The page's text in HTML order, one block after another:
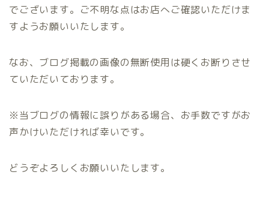
でございます。ご不明な点はお店へご確認いただけま
すようお願いいたします。
なお、ブログ掲載の画像の無断使用は硬くお断りさせ
ていただいております。
※当ブログの情報に誤りがある場合、お手数ですがお
声かけいただければ幸いです。
どうぞよろしくお願いいたします。